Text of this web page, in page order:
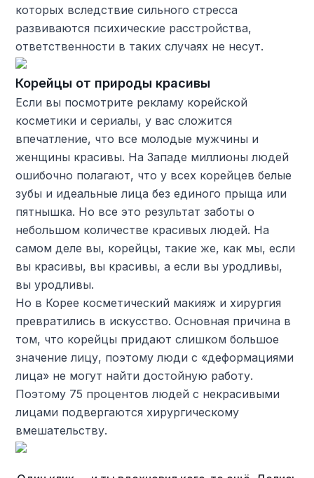
которых вследствие сильного стресса
развиваются психические расстройства,
ответственности в таких случаях не несут.
Корейцы от природы красивы
Если вы посмотрите рекламу корейской
косметики и сериалы, у вас сложится
впечатление, что все молодые мужчины и
женщины красивы. На Западе миллионы людей
ошибочно полагают, что у всех корейцев белые
зубы и идеальные лица без единого прыща или
пятнышка. Но все это результат заботы о
небольшом количестве красивых людей. На
самом деле вы, корейцы, такие же, как мы, если
вы красивы, вы красивы, а если вы уродливы,
вы уродливы.
Но в Корее косметический макияж и хирургия
превратились в искусство. Основная причина в
том, что корейцы придают слишком большое
значение лицу, поэтому люди с «деформациями
лица» не могут найти достойную работу.
Поэтому 75 процентов людей с некрасивыми
лицами подвергаются хирургическому
вмешательству.